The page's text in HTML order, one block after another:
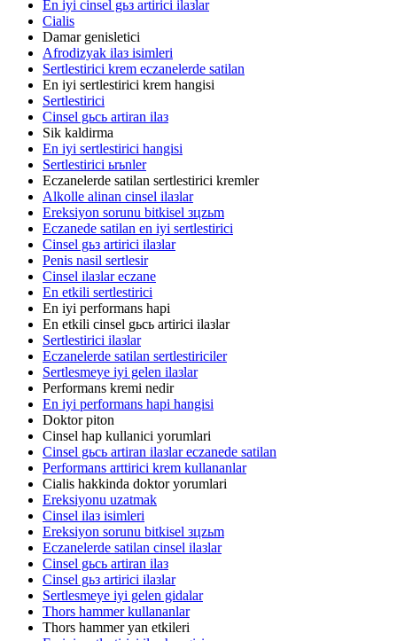
En iyi cinsel gьз artirici ilaзlar
Cialis
Damar genisletici
Afrodizyak ilaз isimleri
Sertlestirici krem eczanelerde satilan
En iyi sertlestirici krem hangisi
Sertlestirici
Cinsel gьcь artiran ilaз
Sik kaldirma
En iyi sertlestirici hangisi
Sertlestirici ьrьnler
Eczanelerde satilan sertlestirici kremler
Alkolle alinan cinsel ilaзlar
Ereksiyon sorunu bitkisel зцzьm
Eczanede satilan en iyi sertlestirici
Cinsel gьз artirici ilaзlar
Penis nasil sertlesir
Cinsel ilaзlar eczane
En etkili sertlestirici
En iyi performans hapi
En etkili cinsel gьcь artirici ilaзlar
Sertlestirici ilaзlar
Eczanelerde satilan sertlestiriciler
Sertlesmeye iyi gelen ilaзlar
Performans kremi nedir
En iyi performans hapi hangisi
Doktor piton
Cinsel hap kullanici yorumlari
Cinsel gьcь artiran ilaзlar eczanede satilan
Performans arttirici krem kullananlar
Cialis hakkinda doktor yorumlari
Ereksiyonu uzatmak
Cinsel ilaз isimleri
Ereksiyon sorunu bitkisel зцzьm
Eczanelerde satilan cinsel ilaзlar
Cinsel gьcь artiran ilaз
Cinsel gьз artirici ilaзlar
Sertlesmeye iyi gelen gidalar
Thors hammer kullananlar
Thors hammer yan etkileri